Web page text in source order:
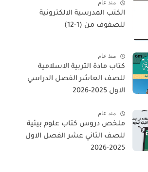
منذ عام
الكتب المدرسية الالكترونية
للصفوف من (1-12)
منذ عام
كتاب مادة التربية الاسلامية
للصف العاشر الفصل الدراسي
الاول 2025-2026
منذ عام
ملخص دروس كتاب علوم بيئية
للصف الثاني عشر الفصل الاول
2025-2026